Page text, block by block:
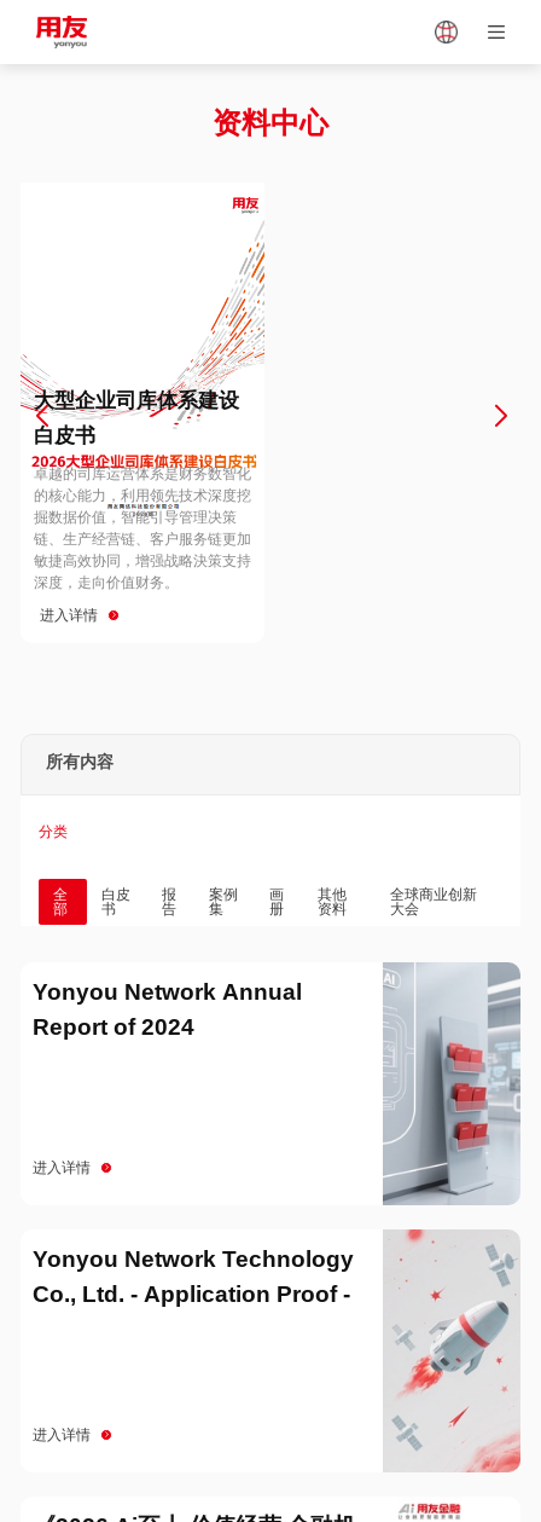
Vietnam
Europe
Hungary
Hong Kong
资料中心
大型企业司库体系建设
白皮书
卓越的司库运营体系是财务数智化
的核心能力，利用领先技术深度挖
掘数据价值，智能引导管理决策
链、生产经营链、客户服务链更加
敏捷高效协同，增强战略決策支持
深度，走向价值财务。
进入详情
所有内容
分类
全
部
白皮
书
报
告
案例
集
画
册
其他
资料
全球商业创新
大会
Yonyou Network Annual
Report of 2024
进入详情
Yonyou Network Technology
Co., Ltd. - Application Proof -
进入详情